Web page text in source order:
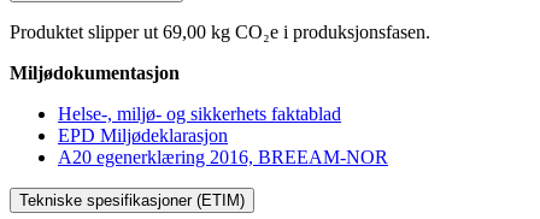
Produktet slipper ut 69,00 kg CO₂e i produksjonsfasen.
Miljødokumentasjon
Helse-, miljø- og sikkerhets faktablad
EPD Miljødeklarasjon
A20 egenerklæring 2016, BREEAM-NOR
Tekniske spesifikasjoner (ETIM)